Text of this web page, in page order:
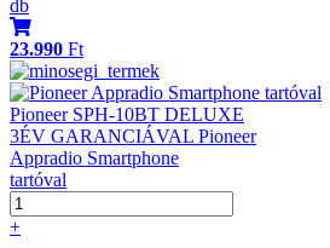
db
23.990 Ft
Pioneer SPH-10BT DELUXE
3ÉV GARANCIÁVAL Pioneer
Appradio Smartphone
tartóval
+